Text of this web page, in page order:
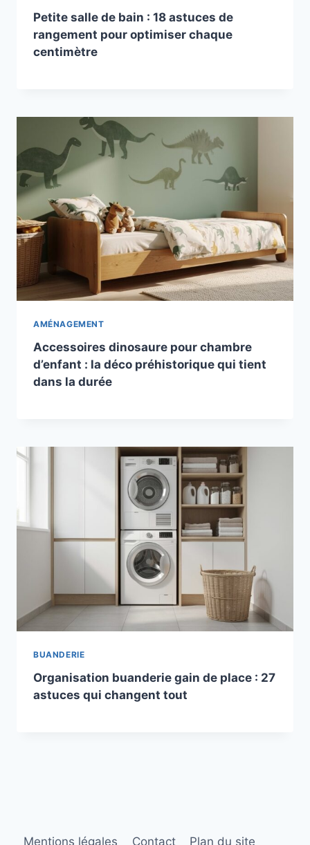
Petite salle de bain : 18 astuces de
rangement pour optimiser chaque
centimètre
AMÉNAGEMENT
Accessoires dinosaure pour chambre
d’enfant : la déco préhistorique qui tient
dans la durée
BUANDERIE
Organisation buanderie gain de place : 27
astuces qui changent tout
Mentions légales Contact Plan du site